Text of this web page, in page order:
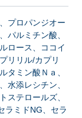
プロパンジオー
パルミチン酸、
ロース、ココイ
リリル/カプリ
タミン酸Ｎａ、
水添レシチン、
ステロールズ、
ラミドNG、セラ